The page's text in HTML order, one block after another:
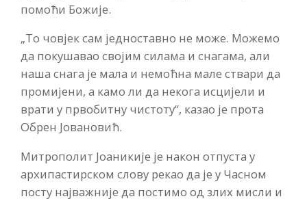
помоћи Божије.
„То човјек сам једноставно не може. Можемо
да покушавао својим силама и снагама, али
наша снага је мала и немоћна мале ствари да
промијени, а камо ли да некога исцијели и
врати у првобитну чистоту“, казао је прота
Обрен Јовановић.
Митрополит Јоаникије је након отпуста у
архипастирском слову рекао да је у Часном
посту најважније да постимо од злих мисли и